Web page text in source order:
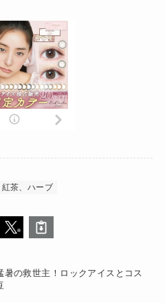
茶、ハーブ
暑の救世主！ロックアイスとコス